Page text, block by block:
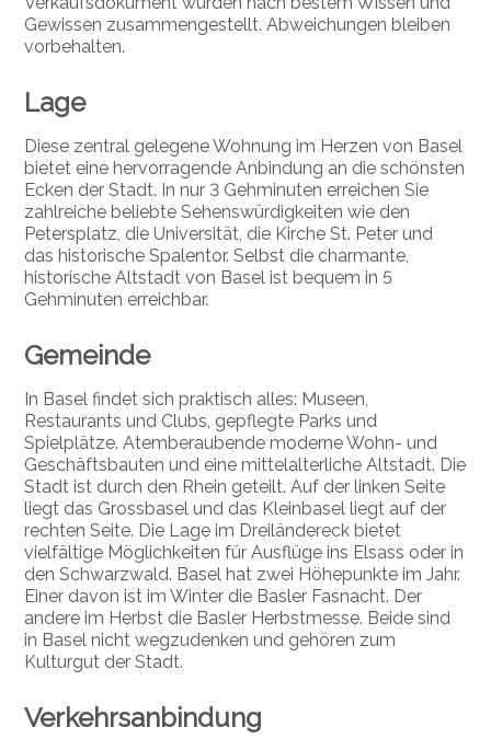
Gewissen zusammengestellt. Abweichungen bleiben
vorbehalten.
Lage
Diese zentral gelegene Wohnung im Herzen von Basel
bietet eine hervorragende Anbindung an die schönsten
Ecken der Stadt. In nur 3 Gehminuten erreichen Sie
zahlreiche beliebte Sehenswürdigkeiten wie den
Petersplatz, die Universität, die Kirche St. Peter und
das historische Spalentor. Selbst die charmante,
historische Altstadt von Basel ist bequem in 5
Gehminuten erreichbar.
Gemeinde
In Basel findet sich praktisch alles: Museen,
Restaurants und Clubs, gepflegte Parks und
Spielplätze. Atemberaubende moderne Wohn- und
Geschäftsbauten und eine mittelalterliche Altstadt. Die
Stadt ist durch den Rhein geteilt. Auf der linken Seite
liegt das Grossbasel und das Kleinbasel liegt auf der
rechten Seite. Die Lage im Dreiländereck bietet
vielfältige Möglichkeiten für Ausflüge ins Elsass oder in
den Schwarzwald. Basel hat zwei Höhepunkte im Jahr.
Einer davon ist im Winter die Basler Fasnacht. Der
andere im Herbst die Basler Herbstmesse. Beide sind
in Basel nicht wegzudenken und gehören zum
Kulturgut der Stadt.
Verkehrsanbindung